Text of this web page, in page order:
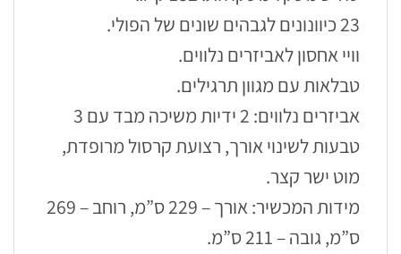
23 כיוונונים לגבהים שונים של הפולי.
וויי אחסון לאביזרים נלווים.
טבלאות עם מגוון תרגילים.
אביזרים נלווים: 2 ידיות משיכה מבד עם 3
טבעות לשינוי אורך, רצועת קרסול מרופדת,
מוט ישר קצר.
מידות המכשיר: אורך – 229 ס”מ, רוחב – 269
ס”מ, גובה – 211 ס”מ.